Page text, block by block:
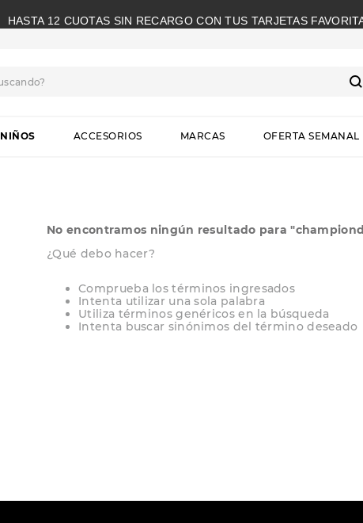
HASTA 12 CUOTAS SIN RECARGO CON TUS TARJETAS
NIÑOS ACCESORIOS MARCAS OFERTA SEMANAL
No encontramos ningún resultado para "
¿Qué debo hacer?
Comprueba los términos ingresados
Intenta utilizar una sola palabra
Utiliza términos genéricos en la búsqueda
Intenta buscar sinónimos del término deseado